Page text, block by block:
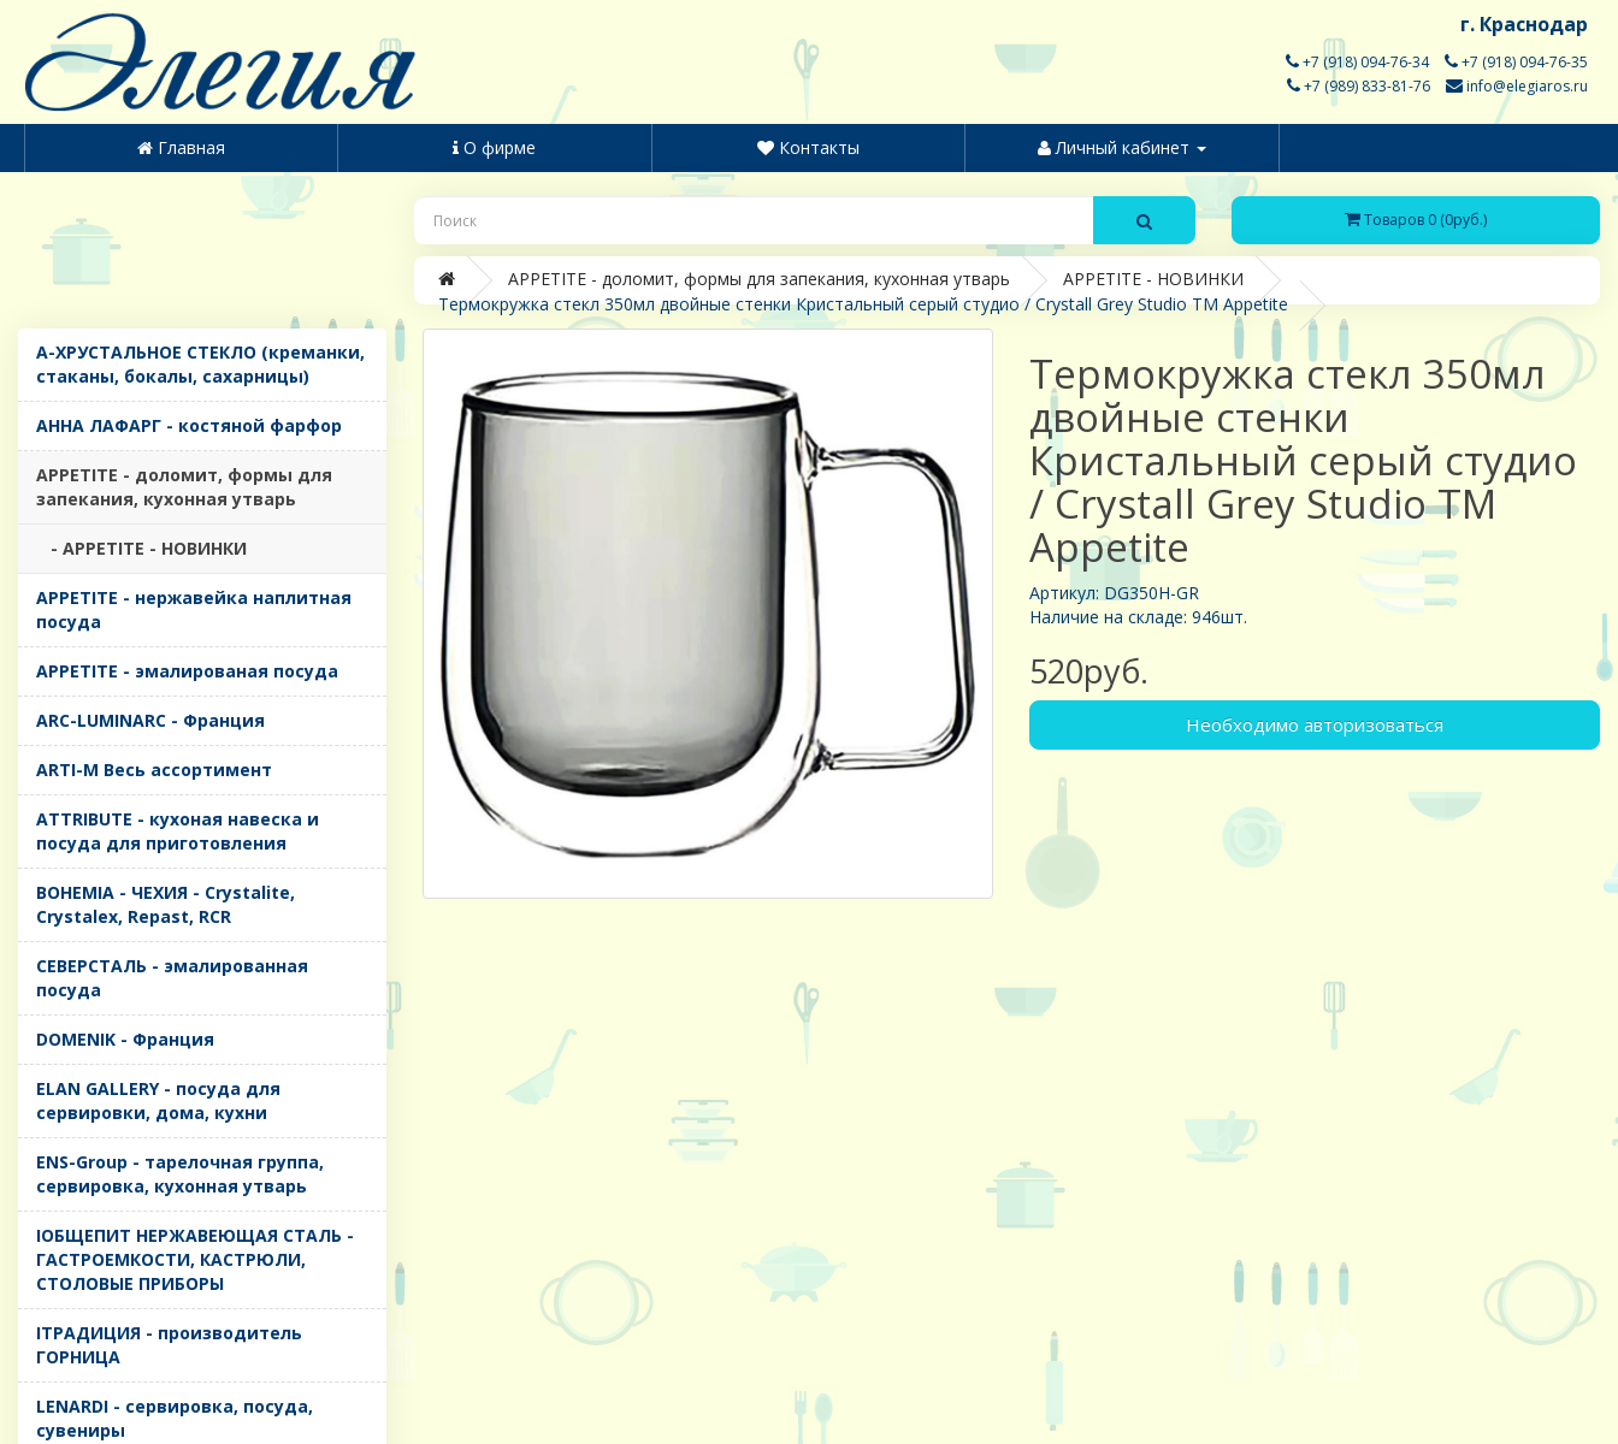
г. Краснодар
+7 (918) 094-76-34
+7 (918) 094-76-35
+7 (989) 833-81-76
info@elegiaros.ru
Главная О фирме Контакты Личный кабинет
Товаров 0 (0руб.)
APPETITE - доломит, формы для запекания, кухонная утварь
APPETITE - НОВИНКИ
Термокружка стекл 350мл двойные стенки Кристальный серый студио / Crystall Grey Studio TM Appetite
A-ХРУСТАЛЬНОЕ СТЕКЛО (креманки,
стаканы, бокалы, сахарницы)
AHHA ЛАФАРГ - костяной фарфор
APPETITE - доломит, формы для
запекания, кухонная утварь
- APPETITE - НОВИНКИ
APPETITE - нержавейка наплитная
посуда
APPETITE - эмалированая посуда
ARC-LUMINARC - Франция
ARTI-M Весь ассортимент
ATTRIBUTE - кухоная навеска и
посуда для приготовления
BOHEMIA - ЧЕХИЯ - Crystalite,
Crystalex, Repast, RCR
CЕВЕРСТАЛЬ - эмалированная
посуда
DOMENIK - Франция
ELAN GALLERY - посуда для
сервировки, дома, кухни
ENS-Group - тарелочная группа,
сервировка, кухонная утварь
IОБЩЕПИТ НЕРЖАВЕЮЩАЯ СТАЛЬ -
ГАСТРОЕМКОСТИ, КАСТРЮЛИ,
СТОЛОВЫЕ ПРИБОРЫ
IТРАДИЦИЯ - производитель
ГОРНИЦА
LENARDI - сервировка, посуда,
сувениры
Термокружка стекл 350мл
двойные стенки
Кристальный серый студио
/ Crystall Grey Studio TM
Appetite
Артикул: DG350H-GR
Наличие на складе: 946шт.
520руб.
Необходимо авторизоваться